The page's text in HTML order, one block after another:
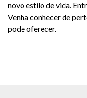
novo estilo de vida.
Venha conhecer de
pode oferecer.